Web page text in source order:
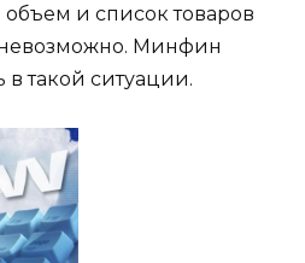
и список товаров
Минфин
в такой ситуации.